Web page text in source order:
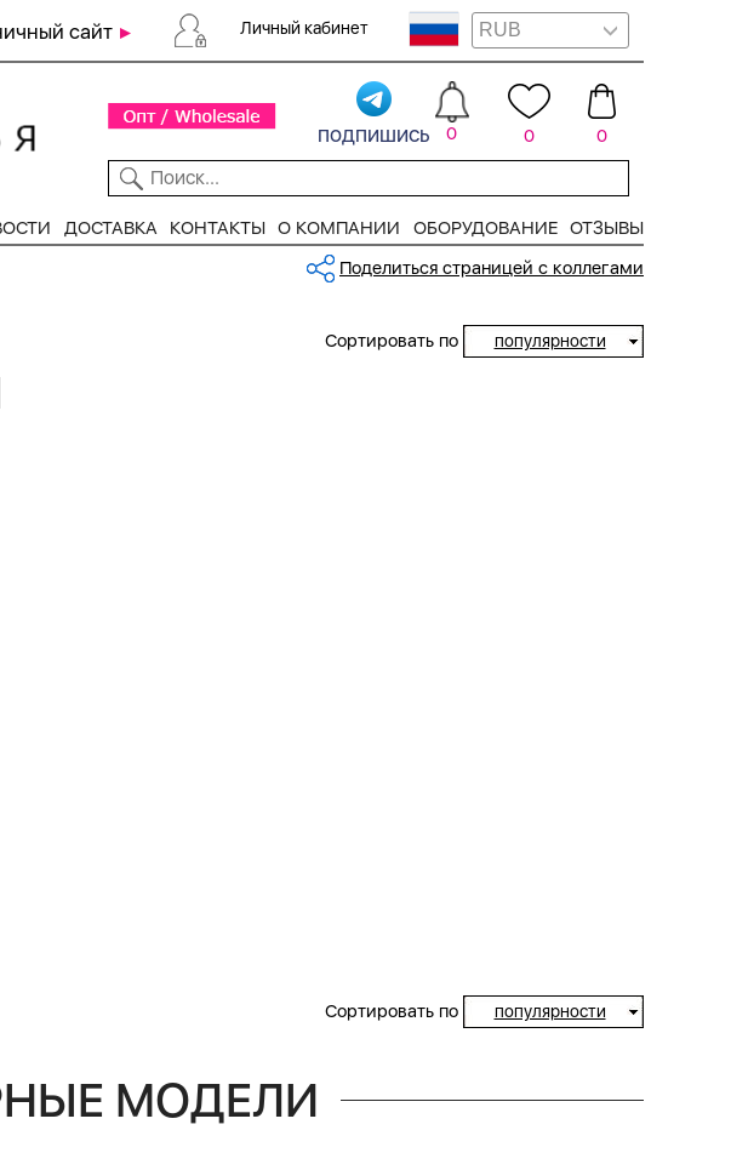
сайт Личный кабинет
подпишись 0 0 0
ДОСТАВКА КОНТАКТЫ О КОМПАНИИ ОБОРУДОВАНИЕ ОТЗЫВЫ
Поделиться страницей с коллегами
Сортировать по популярности
Сортировать по популярности
МОДЕЛИ